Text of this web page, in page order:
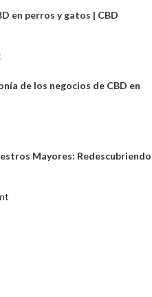
en perros y gatos | CBD
de los negocios de CBD en
Mayores: Redescubriendo